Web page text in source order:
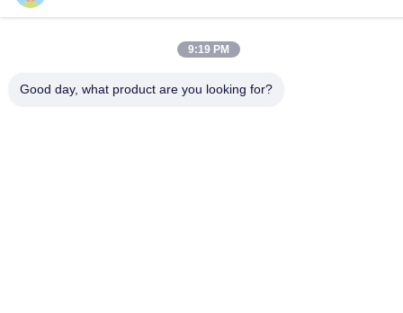
De Streek van de Chelubaindustrie, Shanghu-Stad,
9:19 PM
Good day, what product are you looking for?